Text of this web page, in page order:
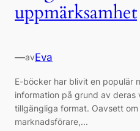
uppmärksamhet
—avEva
E-böcker har blivit en populär
information på grund av deras
tillgängliga format. Oavsett
marknadsförare,...